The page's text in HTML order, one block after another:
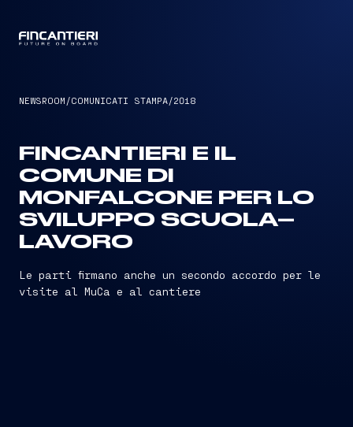
NEWSROOM /COMUNICATI STAMPA/2018
FINCANTIERI E IL
COMUNE DI
MONFALCONE PER LO
SVILUPPO SCUOLA–
LAVORO
Le parti firmano anche un secondo accordo per le
visite al MuCa e al cantiere